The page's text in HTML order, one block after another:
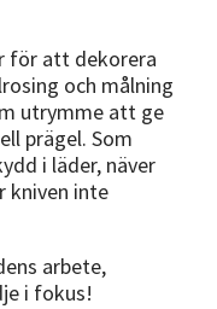
för att dekorera
och målning
utrymme att ge
prägel. Som
i läder, näver
kniven inte
arbete,
i fokus!